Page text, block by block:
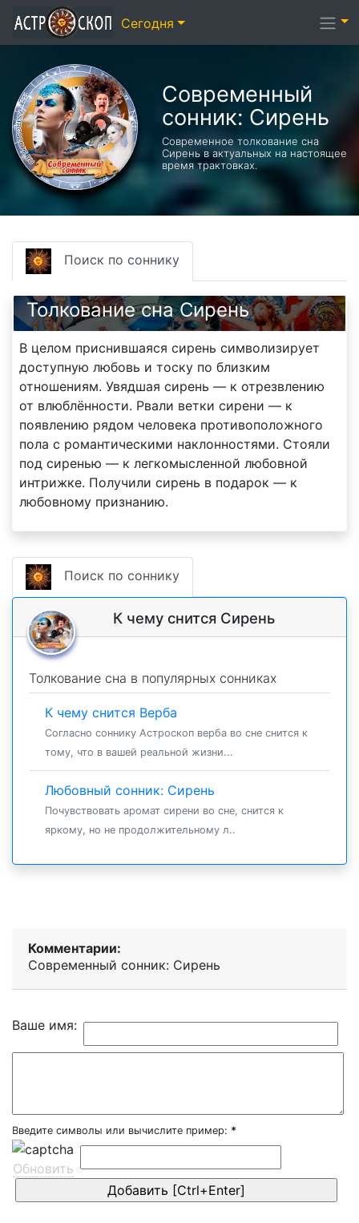
Современный
сонник: Сирень
Современное толкование сна
Сирень в актуальных на настоящее
время трактовках.
Поиск по соннику
Толкование сна Сирень
В целом приснившаяся сирень символизирует
доступную любовь и тоску по близким
отношениям. Увядшая сирень — к отрезвлению
от влюблённости. Рвали ветки сирени — к
появлению рядом человека противоположного
пола с романтическими наклонностями. Стояли
под сиренью — к легкомысленной любовной
интрижке. Получили сирень в подарок — к
любовному признанию.
Поиск по соннику
К чему снится Сирень
Толкование сна в популярных сонниках
К чему снится Верба
Согласно соннику Астроскоп верба во сне снится к
тому, что в вашей реальной жизни...
Любовный сонник: Сирень
Почувствовать аромат сирени во сне, снится к
яркому, но не продолжительному л..
Комментарии:
Современный сонник: Сирень
Ваше имя:
Введите символы или вычислите пример: *
Обновить
Сегодня